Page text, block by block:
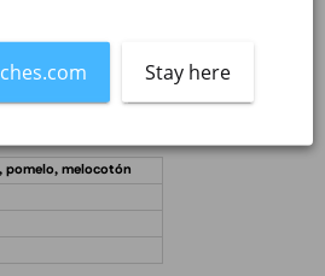
satisfechos
pomelo, melocotón
Stay here